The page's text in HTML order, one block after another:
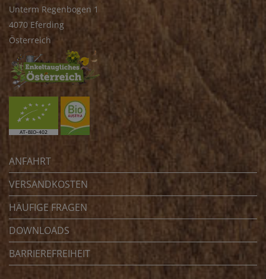
Unterm Regenbogen 1
4070 Eferding
Österreich
ANFAHRT
VERSANDKOSTEN
HÄUFIGE FRAGEN
DOWNLOADS
BARRIEREFREIHEIT